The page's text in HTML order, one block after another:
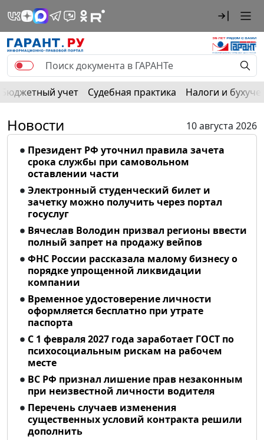
Бюджетный учет Судебная практика Налоги и
Новости
10 августа 2026
Президент РФ уточнил правила зачета
срока службы при самовольном
оставлении части
Электронный студенческий билет и
зачетку можно получить через портал
госуслуг
Вячеслав Володин призвал регионы ввести
полный запрет на продажу вейпов
ФНС России рассказала малому бизнесу о
порядке упрощенной ликвидации
компании
Временное удостоверение личности
оформляется бесплатно при утрате
паспорта
С 1 февраля 2027 года заработает ГОСТ по
психосоциальным рискам на рабочем
месте
ВС РФ признал лишение прав незаконным
при неизвестной личности водителя
Перечень случаев изменения
существенных условий контракта решили
дополнить